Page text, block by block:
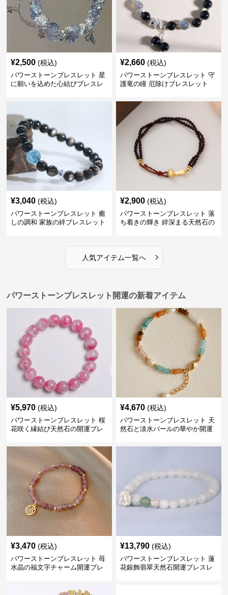
¥2,500 (税込)
パワーストーンブレスレット 星
に願いを込めた心結びブレスレ
¥2,660 (税込)
パワーストーンブレスレット 守
護竜の瞳 厄除けブレスレット
¥3,040 (税込)
パワーストーンブレスレット 癒
しの調和 家族の絆ブレスレット
¥2,900 (税込)
パワーストーンブレスレット 落
ち着きの輝き 絆深まる天然石の
人気アイテム一覧へ ›
パワーストーンブレスレット開運の新着アイテム
¥5,970 (税込)
パワーストーンブレスレット 桜
花咲く縁結び天然石の開運ブレ
¥4,670 (税込)
パワーストーンブレスレット 天
然石と淡水パールの華やか開運
¥3,470 (税込)
パワーストーンブレスレット 苺
水晶の福文字チャーム開運ブレ
¥13,790 (税込)
パワーストーンブレスレット 蓮
花銀飾翡翠天然石開運ブレスレ